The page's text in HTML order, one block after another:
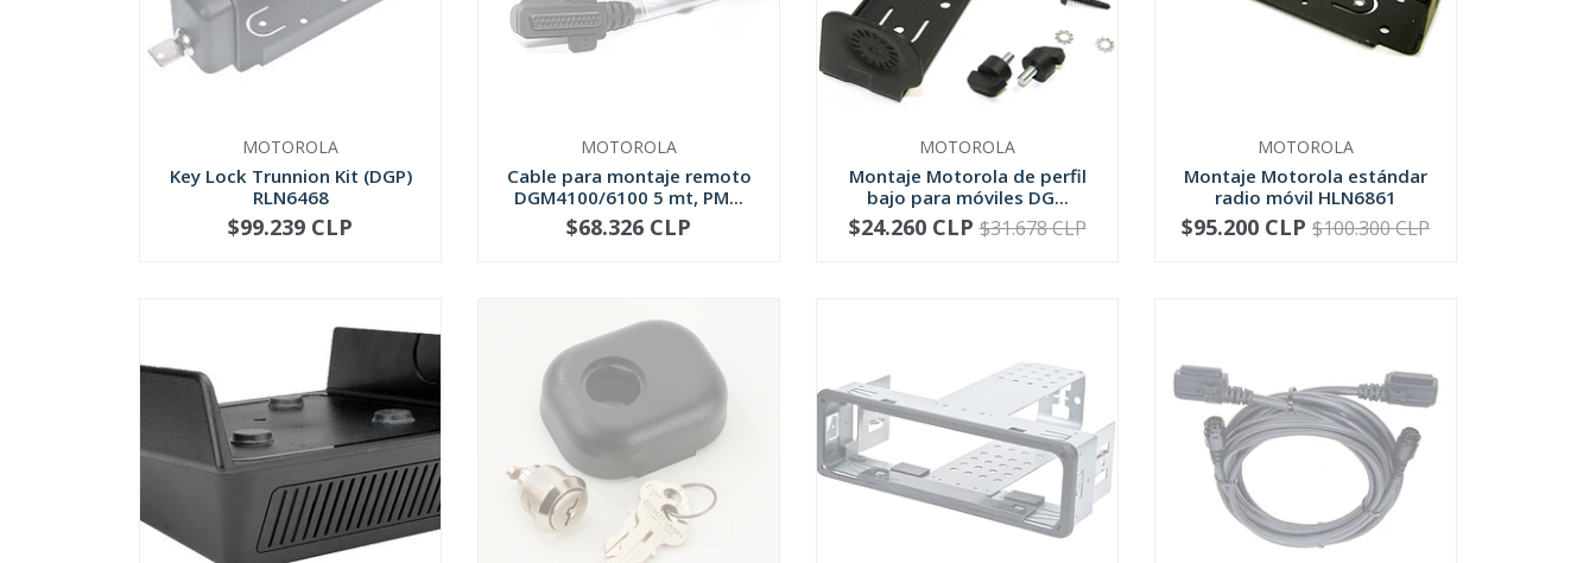
MOTOROLA
Key Lock Trunnion Kit (DGP)
RLN6468
NO DISPONIBLE
$99.239 CLP
MOTOROLA
Cable para montaje remoto
DGM4100/6100 5 mt, PM...
NO DISPONIBLE
$68.326 CLP
MOTOROLA
Montaje Motorola de perfil
bajo para móviles DG...
+
-$24.260 CLP$31.678 CLP
MOTOROLA
Montaje Motorola estándar
radio móvil HLN6861
+
-
$95.200 CLP $100.300 CLP